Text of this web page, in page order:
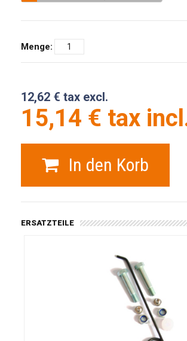
Menge:
12,62 € tax excl.
15,14 € tax
In den Korb
ERSATZTEILE